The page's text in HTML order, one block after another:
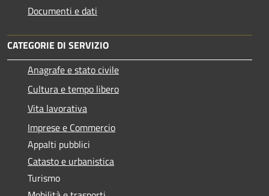
Documenti e dati
CATEGORIE DI SERVIZIO
Anagrafe e stato civile
Cultura e tempo libero
Vita lavorativa
Imprese e Commercio
Appalti pubblici
Catasto e urbanistica
Turismo